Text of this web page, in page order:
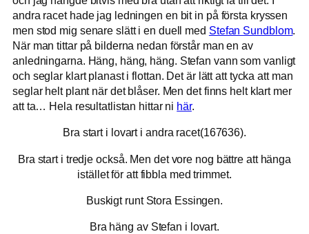
andra racet hade jag ledningen en bit in på första kryssen
men stod mig senare slätt i en duell med Stefan Sundblom.
När man tittar på bilderna nedan förstår man en av
anledningarna. Häng, häng, häng. Stefan vann som vanligt
och seglar klart planast i flottan. Det är lätt att tycka att man
seglar helt plant när det blåser. Men det finns helt klart mer
att ta… Hela resultatlistan hittar ni här.
Bra start i lovart i andra racet(167636).
Bra start i tredje också. Men det vore nog bättre att hänga
istället för att fibbla med trimmet.
Buskigt runt Stora Essingen.
Bra häng av Stefan i lovart.